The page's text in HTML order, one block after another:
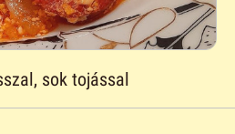
sok tojással